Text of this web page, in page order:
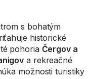
s bohatým
historické
pohoria Čergov a
a rekreačné
možnosti turistiky